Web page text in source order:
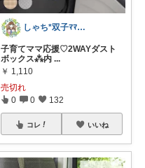
しゃち*双子ﾏﾏ🍒2026年.:*♡
子育てママ応援♡2WAYダスト
ボックス⁂内 ...
￥ 1,110
売切れ
0 0 132
コレ いいね